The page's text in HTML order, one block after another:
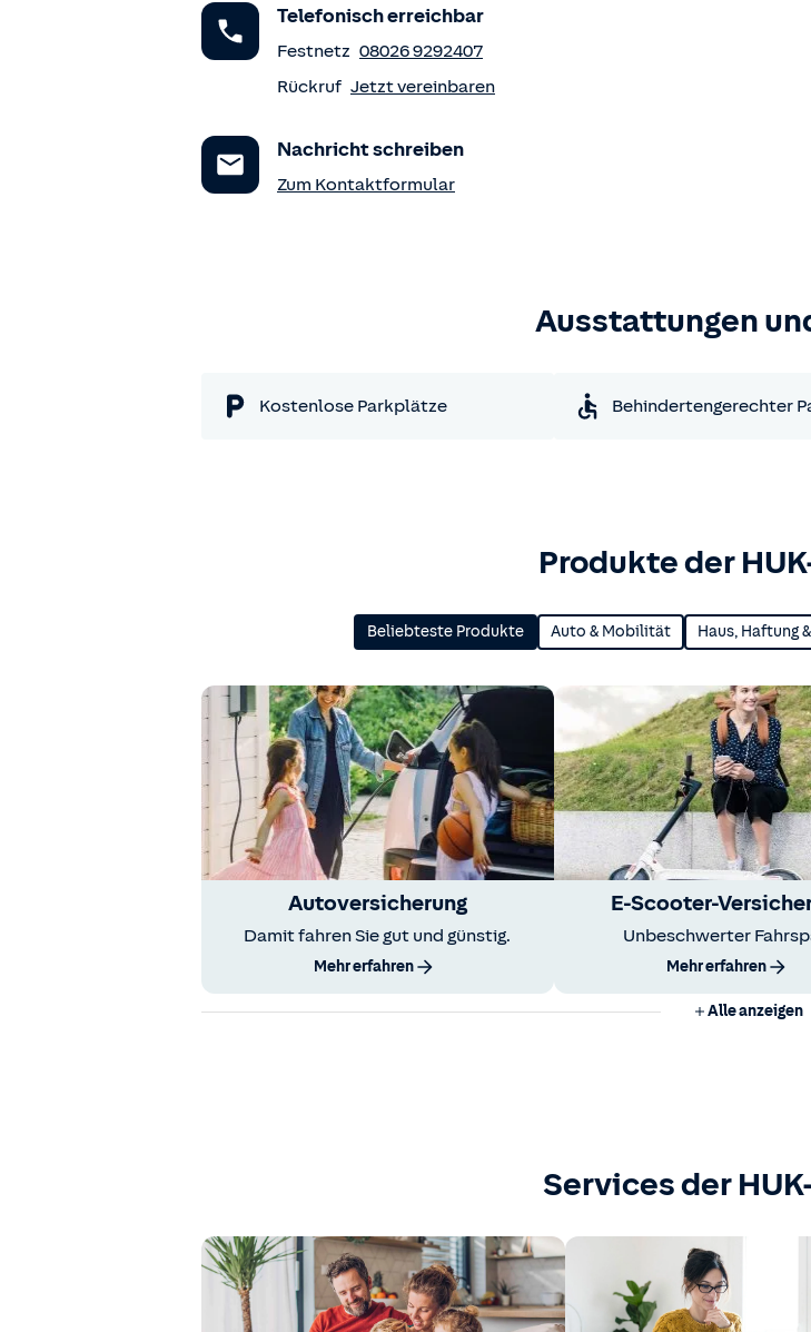
Telefonisch erreichbar
Festnetz 08026 9292407
Rückruf Jetzt vereinbaren
Nachricht schreiben
Zum Kontaktformular
Ausstattungen
Kostenlose Parkplätze Behindertengerechter
Produkte der
Beliebteste Produkte Auto & Mobilität Haus, Haftung
Autoversicherung
Damit fahren Sie gut und günstig.
Mehr erfahren
E-Scooter-
Unbeschwerter
Mehr erfahren
Alle anzeigen
Services der